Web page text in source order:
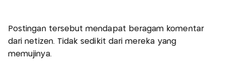
Postingan tersebut mendapat beragam komentar
dari netizen. Tidak sedikit dari mereka yang
memujinya.